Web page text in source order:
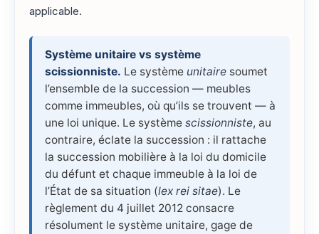
applicable.
Système unitaire vs système
scissionniste. Le système unitaire soumet
l’ensemble de la succession — meubles
comme immeubles, où qu’ils se trouvent — à
une loi unique. Le système scissionniste, au
contraire, éclate la succession : il rattache
la succession mobilière à la loi du domicile
du défunt et chaque immeuble à la loi de
l’État de sa situation (lex rei sitae). Le
règlement du 4 juillet 2012 consacre
résolument le système unitaire, gage de